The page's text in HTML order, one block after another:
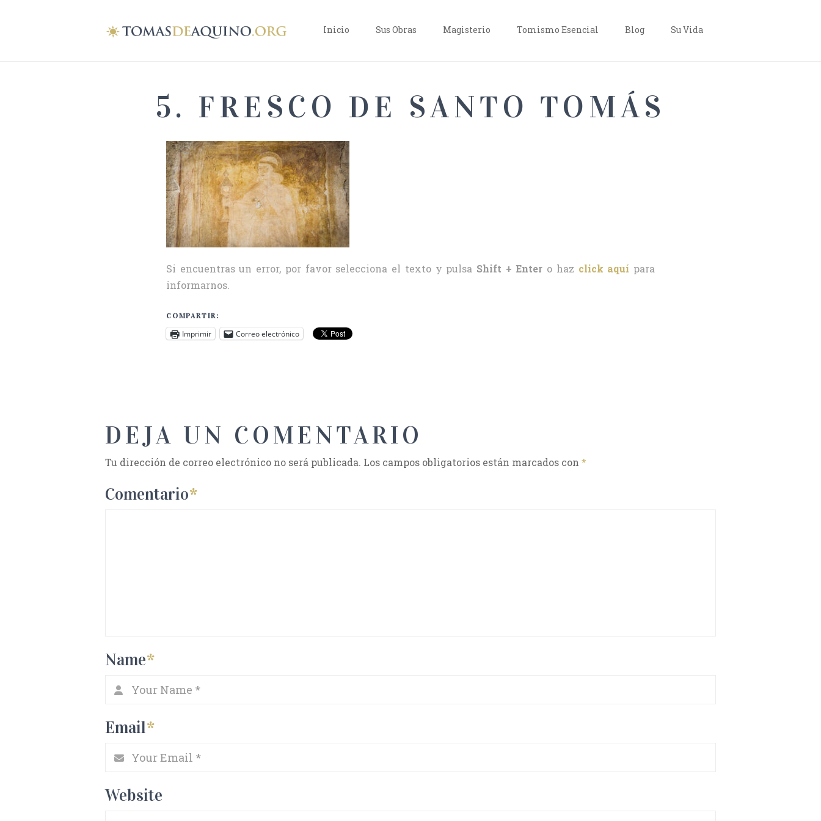
Inicio Sus Obras Magisterio Tomismo Esencial Blog Su Vida
5. FRESCO DE SANTO TOMÁS
Si encuentras un error, por favor selecciona el texto y pulsa Shift + Enter o haz click aquí para
informarnos.
COMPARTIR:
Imprimir Correo electrónico
DEJA UN COMENTARIO
Tu dirección de correo electrónico no será publicada. Los campos obligatorios están marcados con *
Comentario*
Name*
Email*
Website